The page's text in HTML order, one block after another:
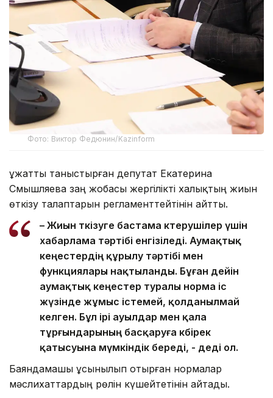
Фото: Виктор Федюнин/Kazinform
Құжатты таныстырған депутат Екатерина
Смышляева заң жобасы жергілікті халықтың жиын
өткізу талаптарын регламенттейтінін айтты.
– Жиын өткізуге бастама көтерушілер үшін
хабарлама тәртібі енгізіледі. Аумақтық
кеңестердің құрылу тәртібі мен
функциялары нақтыланды. Бұған дейін
аумақтық кеңестер туралы норма іс
жүзінде жұмыс істемей, қолданылмай
келген. Бұл ірі ауылдар мен қала
тұрғындарының басқаруға көбірек
қатысуына мүмкіндік береді, - деді ол.
Баяндамашы ұсынылып отырған нормалар
мәслихаттардың рөлін күшейтетінін айтады.